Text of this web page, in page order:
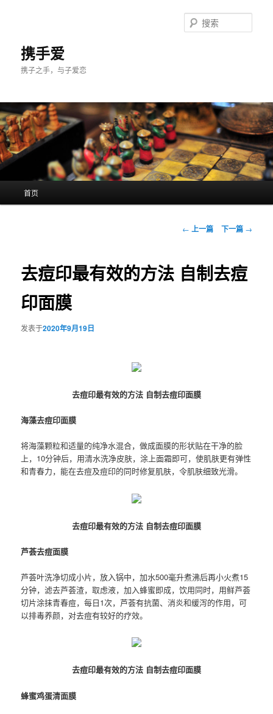
携手爱
携子之手，与子爱恋
索
首页
文
航
← 上一篇 下一篇 →
去痘印最有效的方法 自制去痘
印面膜
发表于2020年9月19日
去痘印最有效的方法 自制去痘印面膜
海藻去痘印面膜
将海藻颗粒和适量的纯净水混合，做成面膜的形状贴在干净的脸
上，10分钟后，用清水洗净皮肤，涂上面霜即可，使肌肤更有弹性
和青春力，能在去痘及痘印的同时修复肌肤，令肌肤细致光滑。
去痘印最有效的方法 自制去痘印面膜
芦荟去痘面膜
芦荟叶洗净切成小片，放入锅中，加水500毫升煮沸后再小火煮15
分钟，滤去芦荟渣，取虑液，加入蜂蜜即成，饮用同时，用鲜芦荟
切片涂抹青春痘，每日1次，芦荟有抗菌、消炎和缓泻的作用，可
以排毒养颜，对去痘有较好的疗效。
去痘印最有效的方法 自制去痘印面膜
蜂蜜鸡蛋清面膜